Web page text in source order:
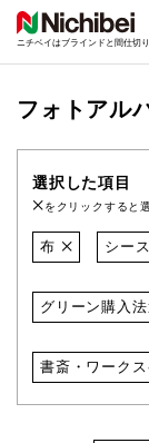
ニチベイはブラインドと間仕切
フォトアル
選択した項目
をクリックすると
布 シー
グリーン購入
書斎・ワークス